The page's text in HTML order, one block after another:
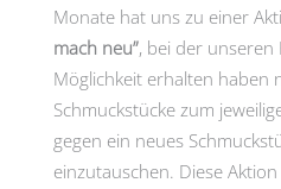
Monate hat uns zu einer
mach neu”, bei der unseren
Möglichkeit erhalten haben
Schmuckstücke zum
gegen ein neues
einzutauschen. Diese